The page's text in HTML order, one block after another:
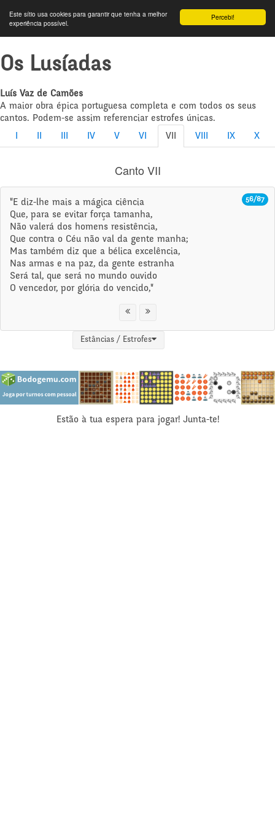
Percebi!
Este sítio usa cookies para garantir que tenha a melhor
experiência possível.
Os Lusíadas
Luís Vaz de Camões
A maior obra épica portuguesa completa e com todos os seus
cantos. Podem-se assim referenciar estrofes únicas.
IV V VI VII VIII IX X
Canto VII
56/87
"E diz-lhe mais a mágica ciência
Que, para se evitar força tamanha,
Não valerá dos homens resistência,
Que contra o Céu não val da gente manha;
Mas também diz que a bélica excelência,
Nas armas e na paz, da gente estranha
Será tal, que será no mundo ouvido
O vencedor, por glória do vencido,"
Estâncias / Estrofes
Estão à tua espera para jogar! Junta-te!